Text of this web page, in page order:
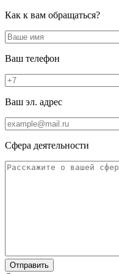
Как к вам обращаться?
Ваш телефон
Ваш эл. адрес
Сфера деятельности